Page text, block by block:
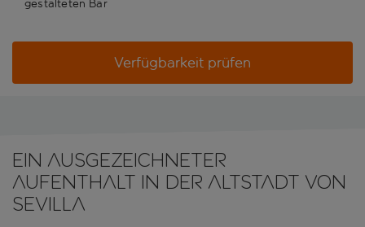
gestalteten Bar
Verfügbarkeit prüfen
Ein ausgezeichneter
Aufenthalt in der Altstadt von
Sevilla